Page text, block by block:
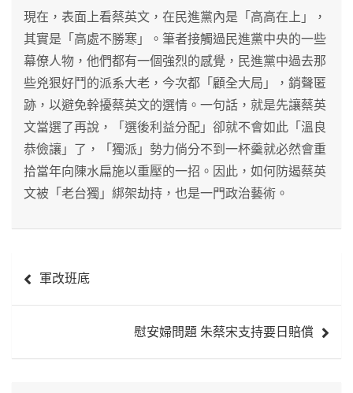
現在，表面上看蔡英文，在民進黨內是「高高在上」，
其實是「高處不勝寒」。筆者接觸過民進黨中央的一些
幕僚人物，他們都有一個強烈的感覺，民進黨中過去那
些兇狠好鬥的派系大老，今次都「顧全大局」，銷聲匿
跡，以避免幹擾蔡英文的選情。一句話，就是先讓蔡英
文當選了再說，「選後利益分配」卻就不會如此「溫良
恭儉讓」了，「獨派」勢力倘分不到一杯羹就必然會重
拾當年向陳水扁施以重壓的一招。因此，如何防遏蔡英
文被「老台獨」綁架劫持，也是一門政治藝術。
章
軍改班底
慰安婦問題 朱蔡宋支持要日賠償